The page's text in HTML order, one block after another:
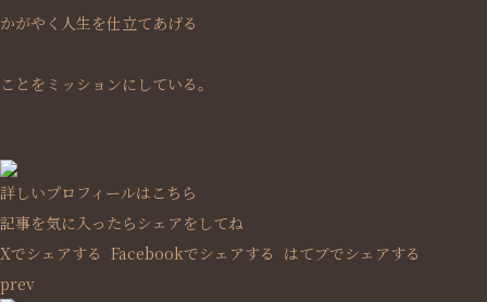
かがやく人生を仕立てあげる
ことをミッションにしている。
詳しいプロフィールはこちら
記事を気に入ったらシェアをしてね
Xでシェアする Facebookでシェアする はてブでシェアする
prev